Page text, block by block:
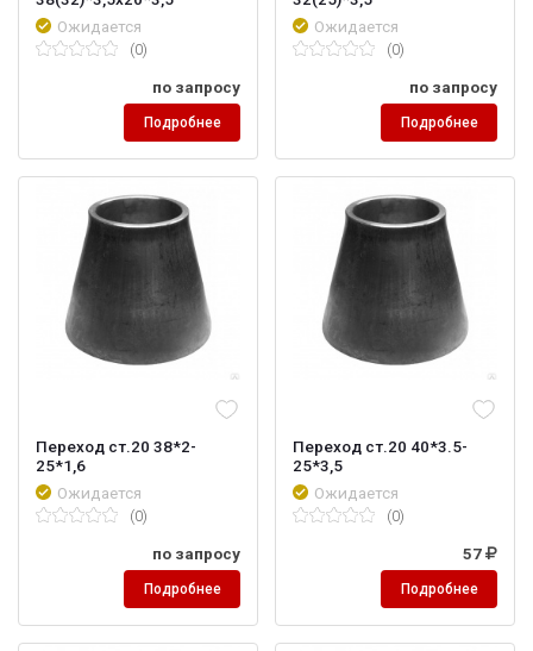
Ожидается
(0)
по запросу
Подробнее
Ожидается
(0)
по запросу
Подробнее
Переход ст.20 38*2-
25*1,6
Ожидается
(0)
по запросу
Подробнее
Переход ст.20 40*3.5-
25*3,5
Ожидается
(0)
57
Подробнее